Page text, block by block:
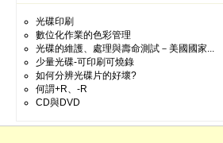
光碟印刷
數位化作業的色彩管理
光碟的維護、處理與壽命測試－美國國家...
少量光碟-可印刷可燒錄
如何分辨光碟片的好壞?
何謂+R、-R
CD與DVD